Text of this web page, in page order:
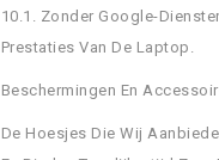
10.1. Zonder Google-
Prestaties Van De Laptop.
Beschermingen En
De Hoesjes Die Wij